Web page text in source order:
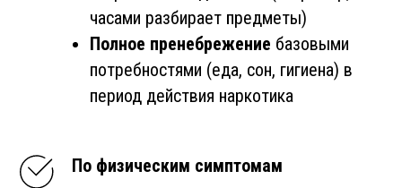
часами разбирает предметы)
Полное пренебрежение базовыми
потребностями (еда, сон, гигиена) в
период действия наркотика
По физическим симптомам